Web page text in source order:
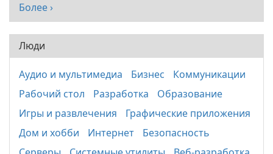
Более ›
Люди
Аудио и мультимедиа Бизнес
Коммуникации
Рабочий стол
Разработка
Образование
Игры и развлечения
Графические приложения
Дом и хобби
Интернет
Безопасность